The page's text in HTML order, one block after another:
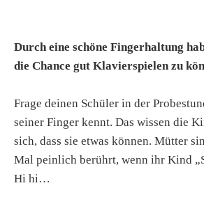
Durch eine schöne Fingerhaltung
die Chance gut Klavierspielen zu
Frage deinen Schüler in der
seiner Finger kennt. Das wissen die
sich, dass sie etwas können. Mütter
Mal peinlich berührt, wenn ihr Kind
Hi hi…